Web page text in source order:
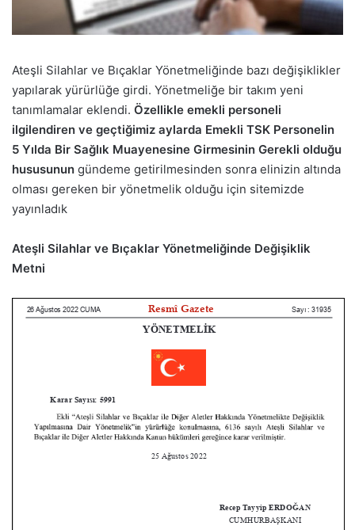
Ateşli Silahlar ve Bıçaklar Yönetmeliğinde bazı değişiklikler
yapılarak yürürlüğe girdi. Yönetmeliğe bir takım yeni
tanımlamalar eklendi. Özellikle emekli personeli
ilgilendiren ve geçtiğimiz aylarda Emekli TSK Personelin
5 Yılda Bir Sağlık Muayenesine Girmesinin Gerekli olduğu
hususunun gündeme getirilmesinden sonra elinizin altında
olması gereken bir yönetmelik olduğu için sitemizde
yayınladık
Ateşli Silahlar ve Bıçaklar Yönetmeliğinde Değişiklik
Metni